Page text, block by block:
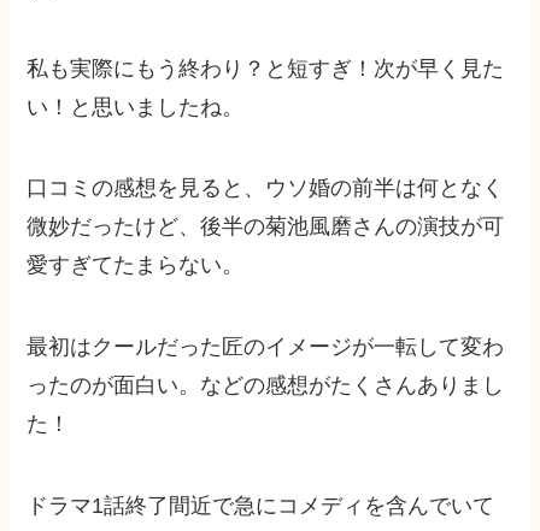
私も実際にもう終わり？と短すぎ！次が早く見た
い！と思いましたね。
口コミの感想を見ると、ウソ婚の前半は何となく
微妙だったけど、後半の菊池風磨さんの演技が可
愛すぎてたまらない。
最初はクールだった匠のイメージが一転して変わ
ったのが面白い。などの感想がたくさんありまし
た！
ドラマ1話終了間近で急にコメディを含んでいて